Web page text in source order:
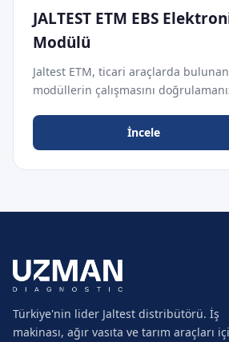
JALTEST ETM EBS
Modülü
Jaltest ETM, ticari araçlarda
modüllerin çalışmasını
İncele
Türkiye'nin lider Jaltest distribütörü. İş
makinası, ağır vasıta ve tarım araçları